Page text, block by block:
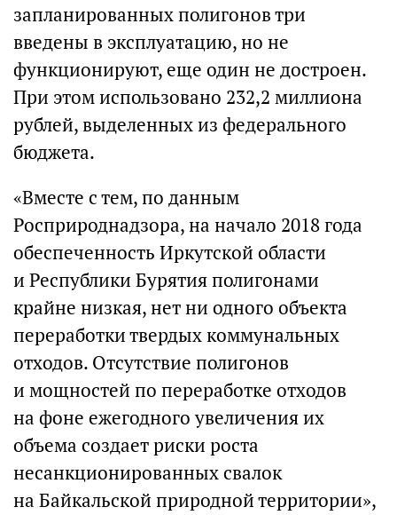
запланированных полигонов три
введены в эксплуатацию, но не
функционируют, еще один не достроен.
При этом использовано 232,2 миллиона
рублей, выделенных из федерального
бюджета.
«Вместе с тем, по данным
Росприроднадзора, на начало 2018 года
обеспеченность Иркутской области
и Республики Бурятия полигонами
крайне низкая, нет ни одного объекта
переработки твердых коммунальных
отходов. Отсутствие полигонов
и мощностей по переработке отходов
на фоне ежегодного увеличения их
объема создает риски роста
несанкционированных свалок
на Байкальской природной территории»,